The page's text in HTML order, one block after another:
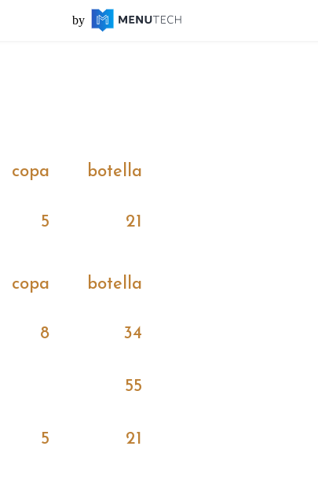
by
copa botella
5 21
copa botella
8 34
55
5 21